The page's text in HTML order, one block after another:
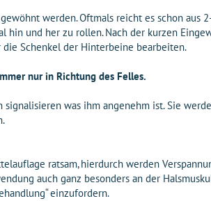
werden. Oftmals reicht es schon aus
hin und her zu rollen. Nach der kurzen
die Schenkel der Hinterbeine bearbeiten.
nur in Richtung des Felles.
was ihm angenehm ist. Sie
ratsam, hierdurch werden
auch ganz besonders an der
einzufordern.